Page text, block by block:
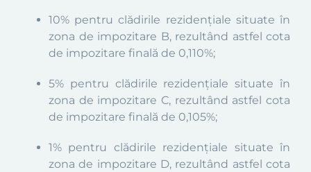
10% pentru clădirile rezidențiale situate în
zona de impozitare B, rezultând astfel cota
de impozitare finală de 0,110%;
5% pentru clădirile rezidențiale situate în
zona de impozitare C, rezultând astfel cota
de impozitare finală de 0,105%;
1% pentru clădirile rezidențiale situate în
zona de impozitare D, rezultând astfel cota